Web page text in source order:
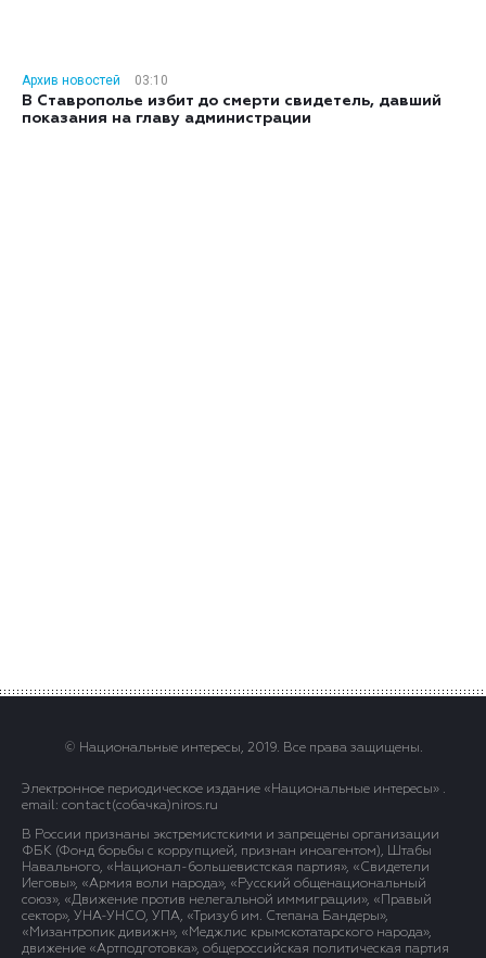
Архив новостей
03:10
В Ставрополье избит до смерти свидетель, давший
показания на главу администрации
© Национальные интересы, 2019. Все права защищены.
Электронное периодическое издание «Национальные интересы» .
email: contact(сoбaчка)niros.ru
В России признаны экстремистскими и запрещены организации
ФБК (Фонд борьбы с коррупцией, признан иноагентом), Штабы
Навального, «Национал-большевистская партия», «Свидетели
Иеговы», «Армия воли народа», «Русский общенациональный
союз», «Движение против нелегальной иммиграции», «Правый
сектор», УНА-УНСО, УПА, «Тризуб им. Степана Бандеры»,
«Мизантропик дивижн», «Меджлис крымскотатарского народа»,
движение «Артподготовка», общероссийская политическая партия